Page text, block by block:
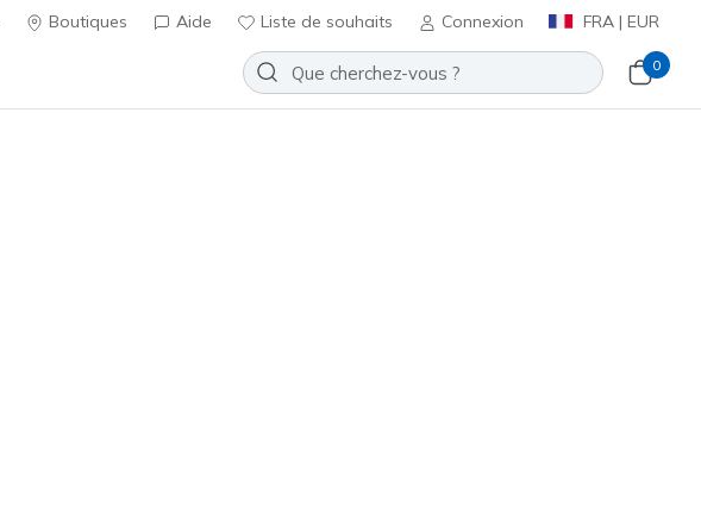
Boutiques Aide Liste de souhaits Connexion FRA | EUR
0